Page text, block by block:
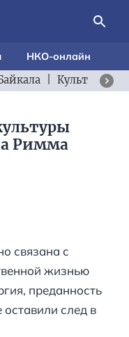
НКО-онлайн
Культурный
Римма
связана с
жизнью
преданность
след в